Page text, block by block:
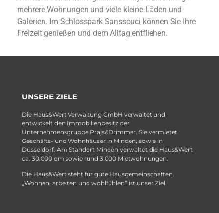
mehrere Wohnungen und viele kleine Läden und
Galerien. Im Schlosspark Sanssouci können Sie Ihre
Freizeit genießen und dem Alltag entfliehen.
UNSERE ZIELE
Die Haus&Wert Verwaltung GmbH verwaltet und
entwickelt den Immobilienbesitz der
Unternehmensgruppe Prajs&Drimmer. Sie vermietet
Geschäfts- und Wohnhäuser in Minden, sowie in
Düsseldorf. Am Standort Minden verwaltet die Haus&Wert
ca. 30.000 qm sowie rund 3.000 Mietwohnungen.
Die Haus&Wert steht für gute Hausgemeinschaften.
„Wohnen, arbeiten und wohlfühlen“ ist unser Ziel.